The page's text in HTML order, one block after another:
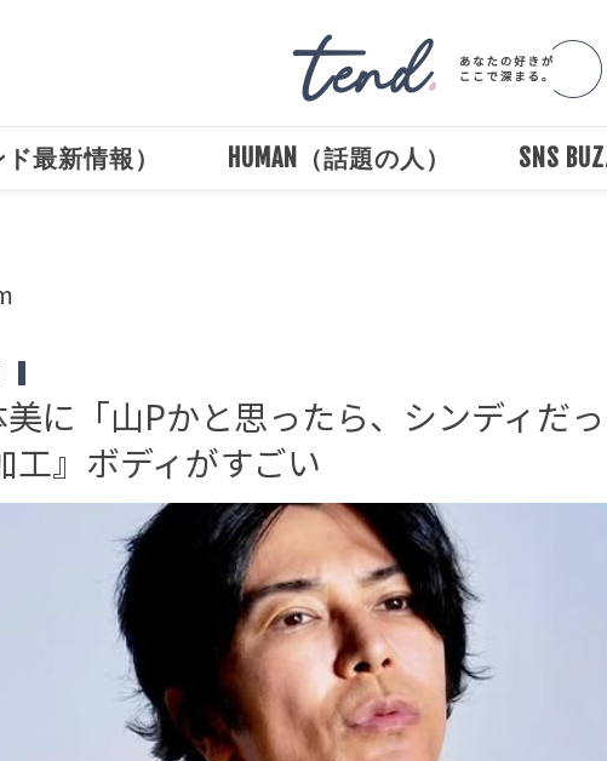
ド最新情報） HUMAN（話題の人） SNS
に「山Pかと思ったら、シンディだ
』ボディがすごい